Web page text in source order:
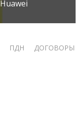
Huawei
ПДН
ДОГОВОРЫ